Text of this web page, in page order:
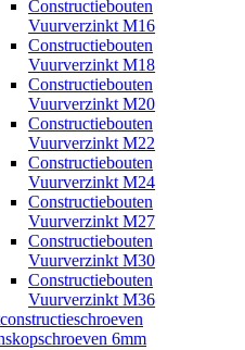
Constructiebouten
Vuurverzinkt M16
Constructiebouten
Vuurverzinkt M18
Constructiebouten
Vuurverzinkt M20
Constructiebouten
Vuurverzinkt M22
Constructiebouten
Vuurverzinkt M24
Constructiebouten
Vuurverzinkt M27
Constructiebouten
Vuurverzinkt M30
Constructiebouten
Vuurverzinkt M36
6mm